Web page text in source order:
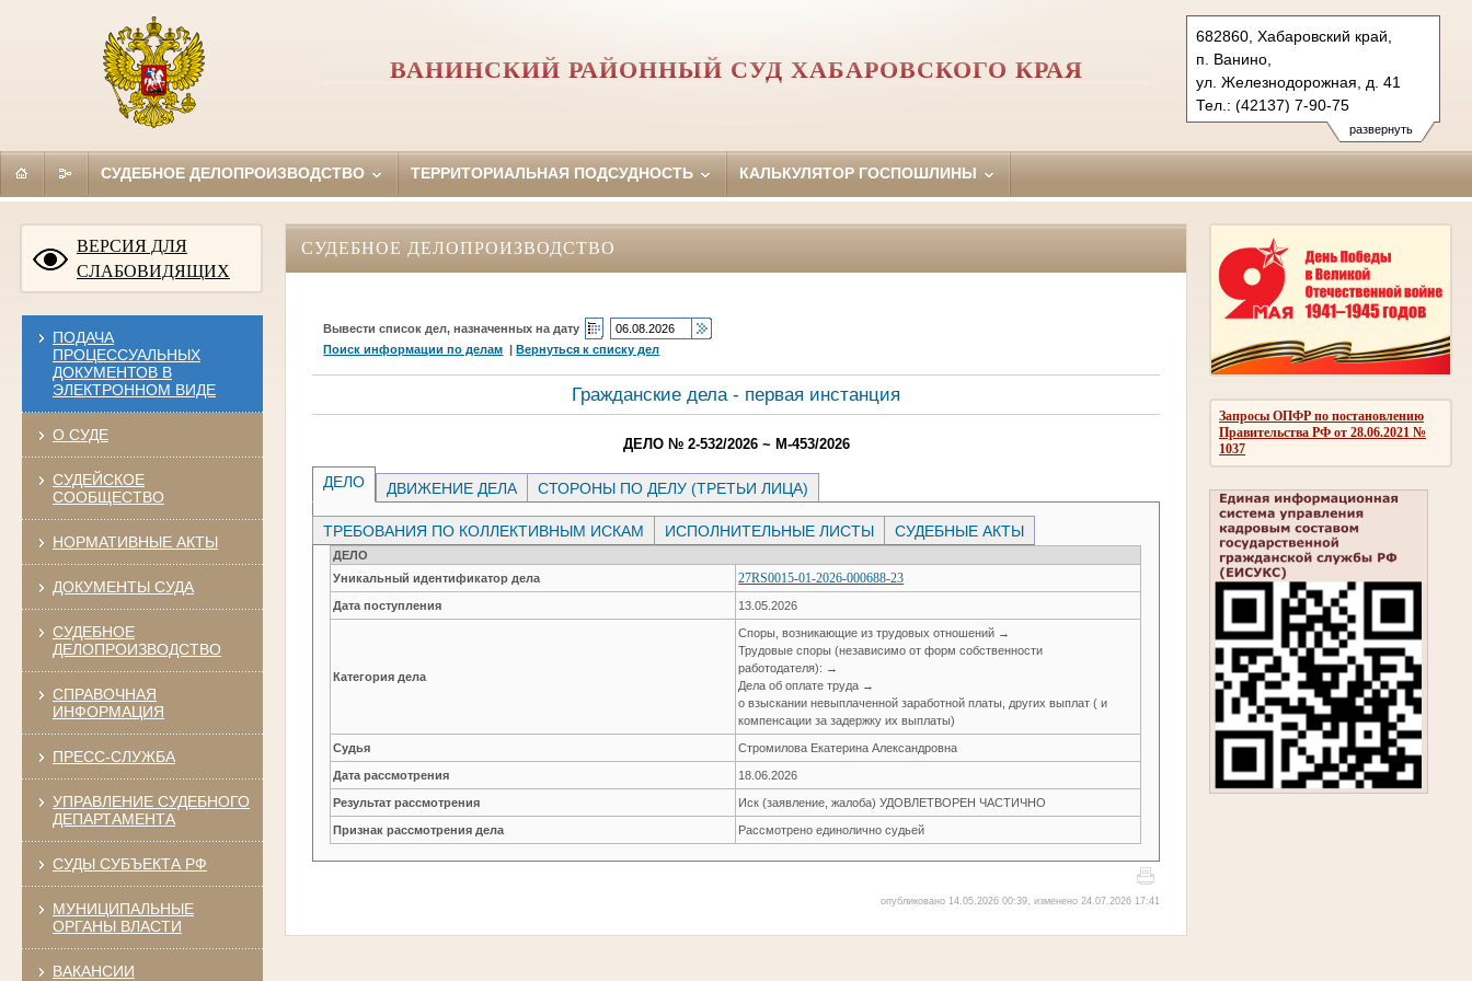
развернуть
682860, Хабаровский край,
п. Ванино,
ул. Железнодорожная, д. 41
Тел.: (42137) 7-90-75
vaninsky.hbr@sudrf.ru
ВАНИНСКИЙ РАЙОННЫЙ СУД ХАБАРОВСКОГО КРАЯ
СУДЕБНОЕ ДЕЛОПРОИЗВОДСТВО ТЕРРИТОРИАЛЬНАЯ ПОДСУДНОСТЬ КАЛЬКУЛЯТОР ГОСПОШЛИНЫ
ВЕРСИЯ ДЛЯ
СЛАБОВИДЯЩИХ
ПОДАЧА
ПРОЦЕССУАЛЬНЫХ
ДОКУМЕНТОВ В
ЭЛЕКТРОННОМ ВИДЕ
О СУДЕ
СУДЕЙСКОЕ
СООБЩЕСТВО
НОРМАТИВНЫЕ АКТЫ
ДОКУМЕНТЫ СУДА
СУДЕБНОЕ
ДЕЛОПРОИЗВОДСТВО
СПРАВОЧНАЯ
ИНФОРМАЦИЯ
ПРЕСС-СЛУЖБА
УПРАВЛЕНИЕ СУДЕБНОГО
ДЕПАРТАМЕНТА
СУДЫ СУБЪЕКТА РФ
МУНИЦИПАЛЬНЫЕ
ОРГАНЫ ВЛАСТИ
ВАКАНСИИ
Запросы ОПФР по постановлению
Правительства РФ от 28.06.2021 №
1037
СУДЕБНОЕ ДЕЛОПРОИЗВОДСТВО
Вывести список дел, назначенных на дату
Поиск информации по делам |Вернуться к списку дел
Гражданские дела - первая инстанция
ДЕЛО № 2-532/2026 ~ М-453/2026
ДЕЛО ДВИЖЕНИЕ ДЕЛА СТОРОНЫ ПО ДЕЛУ (ТРЕТЬИ ЛИЦА)
ТРЕБОВАНИЯ ПО КОЛЛЕКТИВНЫМ ИСКАМ ИСПОЛНИТЕЛЬНЫЕ ЛИСТЫ СУДЕБНЫЕ АКТЫ
ДЕЛО
Уникальный идентификатор дела
27RS0015-01-2026-000688-23
Дата поступления 13.05.2026
Категория дела
Споры, возникающие из трудовых отношений →
Трудовые споры (независимо от форм собственности
работодателя): →
Дела об оплате труда →
о взыскании невыплаченной заработной платы, других выплат ( и
компенсации за задержку их выплаты)
Судья Стромилова Екатерина Александровна
Дата рассмотрения 18.06.2026
Результат рассмотрения Иск (заявление, жалоба) УДОВЛЕТВОРЕН ЧАСТИЧНО
Признак рассмотрения дела Рассмотрено единолично судьей
опубликовано 14.05.2026 00:39, изменено 24.07.2026 17:41